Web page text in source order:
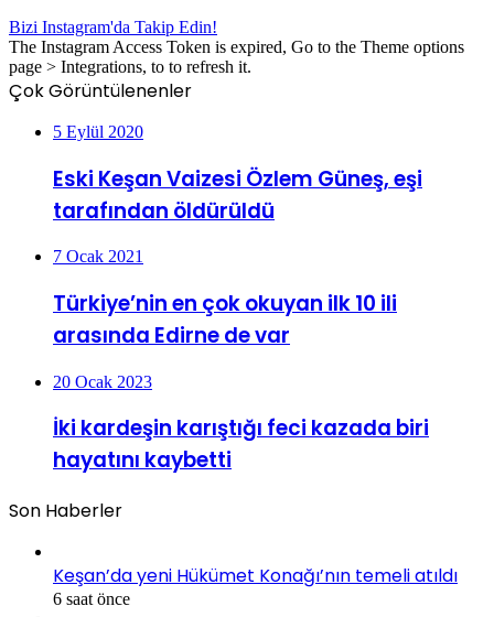
Bizi Instagram'da Takip Edin!
The Instagram Access Token is expired, Go to the Theme options
page > Integrations, to to refresh it.
Çok Görüntülenenler
5 Eylül 2020
Eski Keşan Vaizesi Özlem Güneş, eşi
tarafından öldürüldü
7 Ocak 2021
Türkiye’nin en çok okuyan ilk 10 ili
arasında Edirne de var
20 Ocak 2023
İki kardeşin karıştığı feci kazada biri
hayatını kaybetti
Son Haberler
Keşan’da yeni Hükümet Konağı’nın temeli atıldı
6 saat önce